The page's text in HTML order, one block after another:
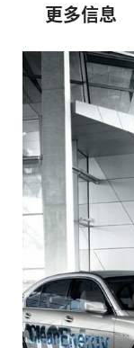
更多信息